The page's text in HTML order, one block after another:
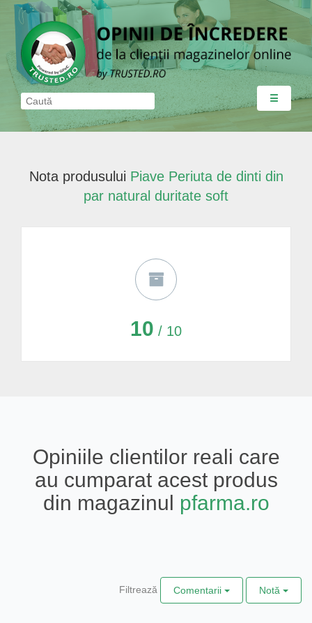
☰
Nota produsului Piave Periuta de dinti din
par natural duritate soft
10 / 10
Opiniile clientilor reali care
au cumparat acest produs
din magazinul pfarma.ro
Filtrează Comentarii Notă